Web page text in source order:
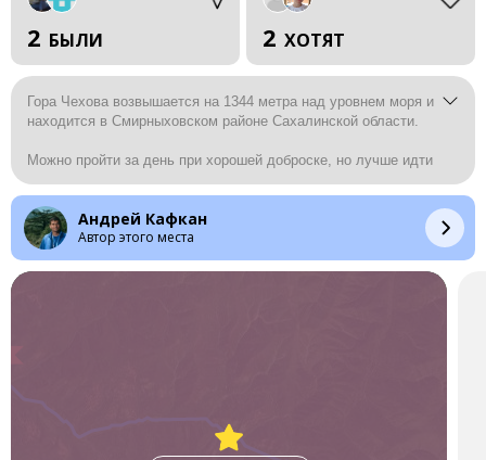
2 БЫЛИ 2 ХОТЯТ
Гора Чехова возвышается на 1344 метра над уровнем моря и
находится в Смирныховском районе Сахалинской области.
Можно пройти за день при хорошей доброске, но лучше идти
Андрей Кафкан
Автор этого места